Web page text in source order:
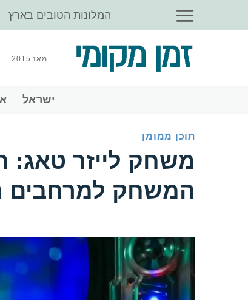
to
‏המלונות הטובים בארץ
מאז 2015
‏ישראל
תוכן ממומן
‏משחק לייזר
המשחק למרחבים